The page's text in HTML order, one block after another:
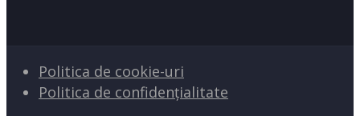
Politica de cookie-uri
Politica de confidențialitate